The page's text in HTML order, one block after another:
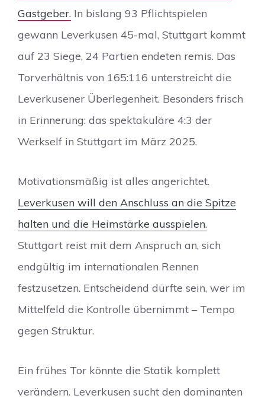
Gastgeber. In bislang 93 Pflichtspielen
gewann Leverkusen 45-mal, Stuttgart kommt
auf 23 Siege, 24 Partien endeten remis. Das
Torverhältnis von 165:116 unterstreicht die
Leverkusener Überlegenheit. Besonders frisch
in Erinnerung: das spektakuläre 4:3 der
Werkself in Stuttgart im März 2025.
Motivationsmäßig ist alles angerichtet.
Leverkusen will den Anschluss an die Spitze
halten und die Heimstärke ausspielen.
Stuttgart reist mit dem Anspruch an, sich
endgültig im internationalen Rennen
festzusetzen. Entscheidend dürfte sein, wer im
Mittelfeld die Kontrolle übernimmt – Tempo
gegen Struktur.
Ein frühes Tor könnte die Statik komplett
verändern. Leverkusen sucht den dominanten